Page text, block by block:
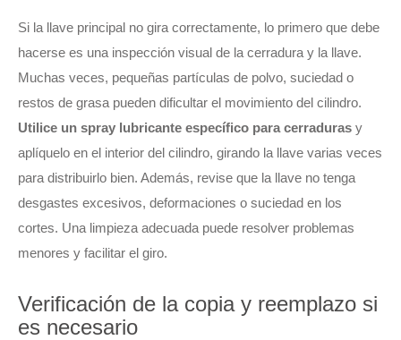
Si la llave principal no gira correctamente, lo primero que debe
hacerse es una inspección visual de la cerradura y la llave.
Muchas veces, pequeñas partículas de polvo, suciedad o
restos de grasa pueden dificultar el movimiento del cilindro.
Utilice un spray lubricante específico para cerraduras y
aplíquelo en el interior del cilindro, girando la llave varias veces
para distribuirlo bien. Además, revise que la llave no tenga
desgastes excesivos, deformaciones o suciedad en los
cortes. Una limpieza adecuada puede resolver problemas
menores y facilitar el giro.
Verificación de la copia y reemplazo si
es necesario